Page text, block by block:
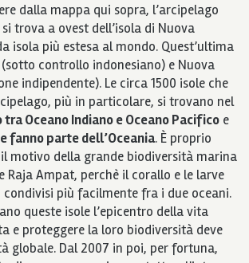
dalla mappa qui sopra, l’arcipelago
trova a ovest dell’isola di Nuova
isola più estesa al mondo. Quest’ultima
controllo indonesiano) e Nuova
indipendente). Le circa 1500 isole che
più in particolare, si trovano nel
Oceano Indiano e Oceano Pacifico e
fanno parte dell’Oceania. È proprio
motivo della grande biodiversità marina
Raja Ampat, perchè il corallo e le larve
condivisi più facilmente fra i due oceani.
queste isole l’epicentro della vita
e proteggere la loro biodiversità deve
globale. Dal 2007 in poi, per fortuna,